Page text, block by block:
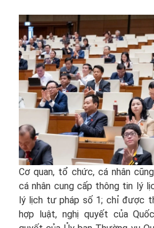
Cơ quan, tổ chức, cá nhân
cá nhân cung cấp thông tin lý
lý lịch tư pháp số 1; chỉ được
hợp luật, nghị quyết của